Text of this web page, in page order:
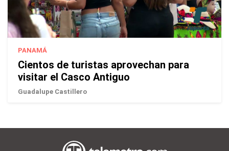
PANAMÁ
Cientos de turistas aprovechan para
visitar el Casco Antiguo
Guadalupe Castillero